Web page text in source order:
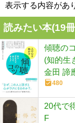
表示する内容があ
読みたい本(19
傾聴の
(知的生
金田 諦
480
20代で
F